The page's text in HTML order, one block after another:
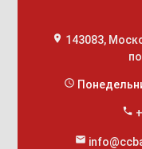
place 143083,
access_time
phone
mail